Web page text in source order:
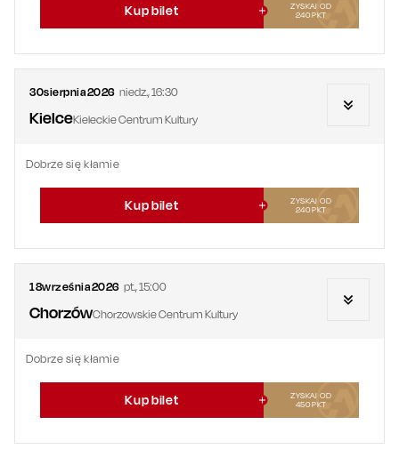
Kup bilet
ZYSKAJ OD
240PKT
30sierpnia2026 niedz.,16:30
KielceKieleckie Centrum Kultury
Dobrze się kłamie
Kup bilet
ZYSKAJ OD
240PKT
18września2026 pt.,15:00
ChorzówChorzowskie Centrum Kultury
Dobrze się kłamie
Kup bilet
ZYSKAJ OD
450PKT